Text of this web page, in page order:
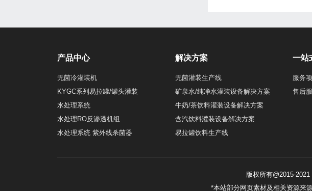
产品中心
无菌冷灌装机
KYGC系列易拉罐/罐头灌装
水处理系统
水处理RO反渗透机组
水处理系统 紫外线杀菌器
解决方案
无菌灌装生产线
矿泉水/纯净水灌装设备解决方案
牛奶/茶饮料灌装设备解决方案
含汽饮料灌装设备解决方案
易拉罐饮料生产线
一站
服务
售后
版权所有@2015-
*本站部分网页素材及相关资源来